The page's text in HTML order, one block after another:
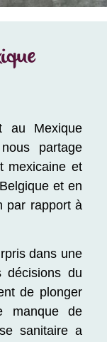
au Mexique
partage
mexicaine et
et en
par rapport à
dans une
décisions du
de plonger
manque de
sanitaire a